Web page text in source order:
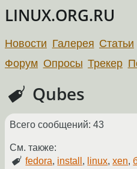
LINUX.ORG.RU
Новости Галерея Статьи
Форум Опросы Трекер
Qubes
Всего сообщений: 43
См. также:
fedora, install , linux,xen,